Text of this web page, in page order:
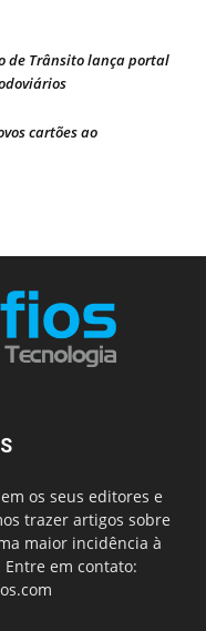
de Trânsito lança portal
cartões ao
os seus editores e
trazer artigos sobre
maior incidência à
em contato: